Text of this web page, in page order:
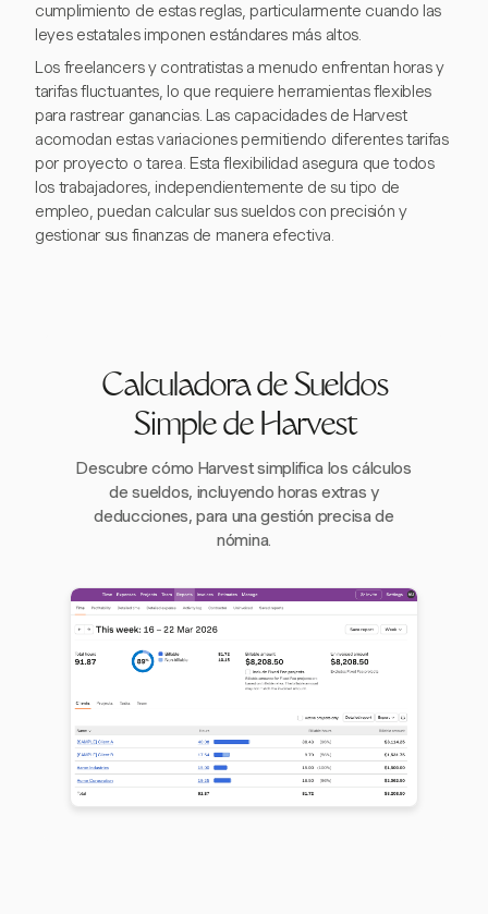
cumplimiento de estas reglas, particularmente cuando las
leyes estatales imponen estándares más altos.
Los freelancers y contratistas a menudo enfrentan horas y
tarifas fluctuantes, lo que requiere herramientas flexibles
para rastrear ganancias. Las capacidades de Harvest
acomodan estas variaciones permitiendo diferentes tarifas
por proyecto o tarea. Esta flexibilidad asegura que todos
los trabajadores, independientemente de su tipo de
empleo, puedan calcular sus sueldos con precisión y
gestionar sus finanzas de manera efectiva.
Calculadora de Sueldos
Simple de Harvest
Descubre cómo Harvest simplifica los cálculos
de sueldos, incluyendo horas extras y
deducciones, para una gestión precisa de
nómina.